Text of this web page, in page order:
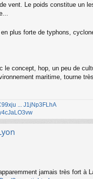
vent. Le poids constitue un
plus forte de typhons,
le concept, hop, un peu de
maritime, tourne
... J1jNp3FLhA
jamais très fort à